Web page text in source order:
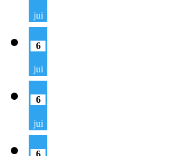
jui
6
jui
6
jui
6